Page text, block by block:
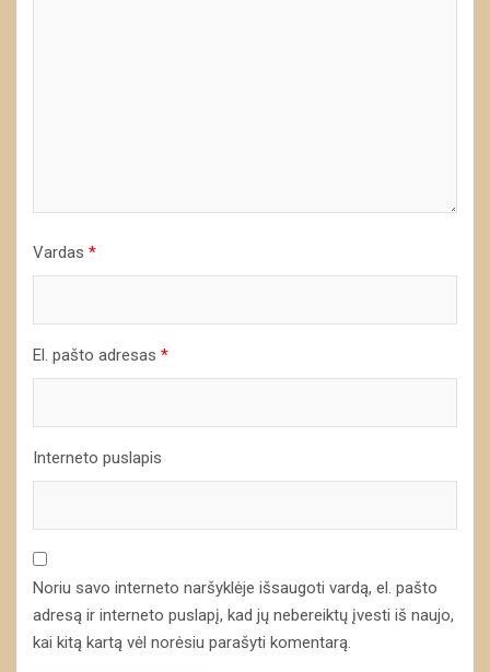
Vardas *
El. pašto adresas *
Interneto puslapis
Noriu savo interneto naršyklėje išsaugoti vardą, el. pašto
adresą ir interneto puslapį, kad jų nebereiktų įvesti iš naujo,
kai kitą kartą vėl norėsiu parašyti komentarą.